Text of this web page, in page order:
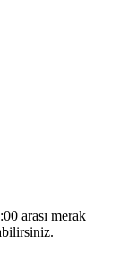
arası merak